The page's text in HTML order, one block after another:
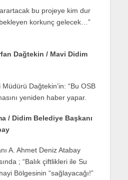
bu projeye kim dur
korkunç gelecek…”
Dağtekin / Mavi Didim
Dağtekin’in: “Bu OSB
yeniden haber yapar.
/ Didim Belediye Başkanı
A. Ahmet Deniz Atabay
; “Balık çiftlikleri ile Su
Bölgesinin “sağlayacağı!”